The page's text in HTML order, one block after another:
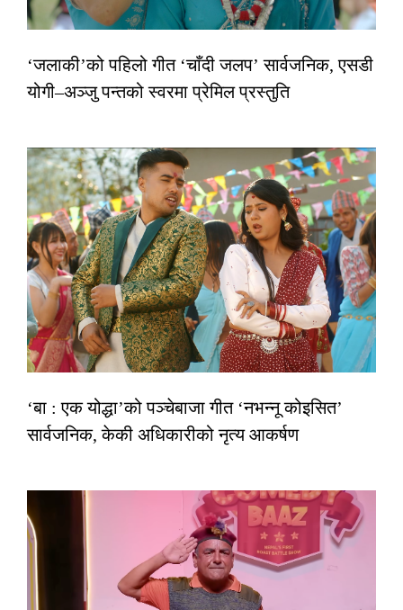
‘जलाकी’को पहिलो गीत ‘चाँदी जलप’ सार्वजनिक, एसडी
योगी–अञ्जु पन्तको स्वरमा प्रेमिल प्रस्तुति
‘बा : एक योद्धा’को पञ्चेबाजा गीत ‘नभन्नू कोइसित’
सार्वजनिक, केकी अधिकारीको नृत्य आकर्षण